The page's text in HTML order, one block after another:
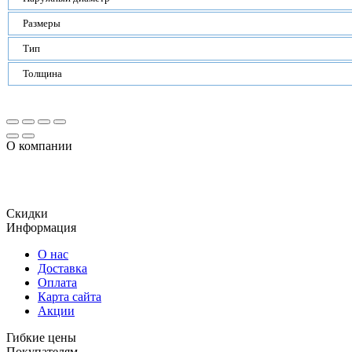
Размеры
Тип
Толщина
О компании
Скидки
Информация
О нас
Доставка
Оплата
Карта сайта
Акции
Гибкие цены